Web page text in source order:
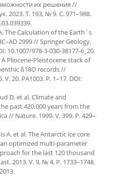
их решения //
2023. Т. 193, № 9. С. 971–988.
The Calculation of the Earth`s
2999 // Springer Geology.
10.1007/978-3-030-38177-6_20.
A Pliocene-Pleistocene stack of
δ18O records //
20. PA1003. P. 1–17. DOI:
D. et al. Climate and
past 420,000 years from the
// Nature. 1999. V. 399. P. 429–
A. et al. The Antarctic ice core
optimized multi-parameter
for the last 120 thousand
2013. V. 9, № 4. P. 1733–1748.